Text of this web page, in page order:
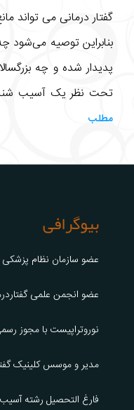
گفتار درمانی می تواند
بنابراین توصیه می‌شود
پدیدار شده و چه
تحت نظر یک آسیب شناس
مطلب
بیوگرافی
عضو سازمان نظام پزشکی
عضو انجمن علمی
نوروتراپیست با مجوز
مدیر و موسس کلینیک
فارغ التحصیل رشته